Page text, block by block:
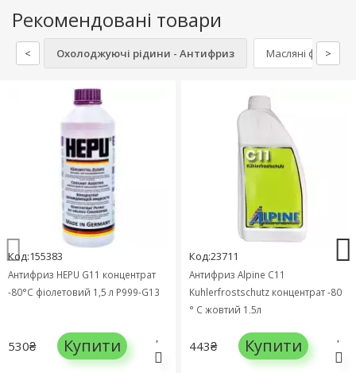
Рекомендовані товари
< Охолоджуючі рідини - Антифриз Масляні фільтри
>
Код:155383
Антифриз HEPU G11 концентрат
-80°C фіолетовий 1,5 л P999-G13
530₴ Купити
Код:23711
Антифриз Alpine C11
Kuhlerfrostschutz концентрат -80
° C жовтий 1,5л
443₴ Купити